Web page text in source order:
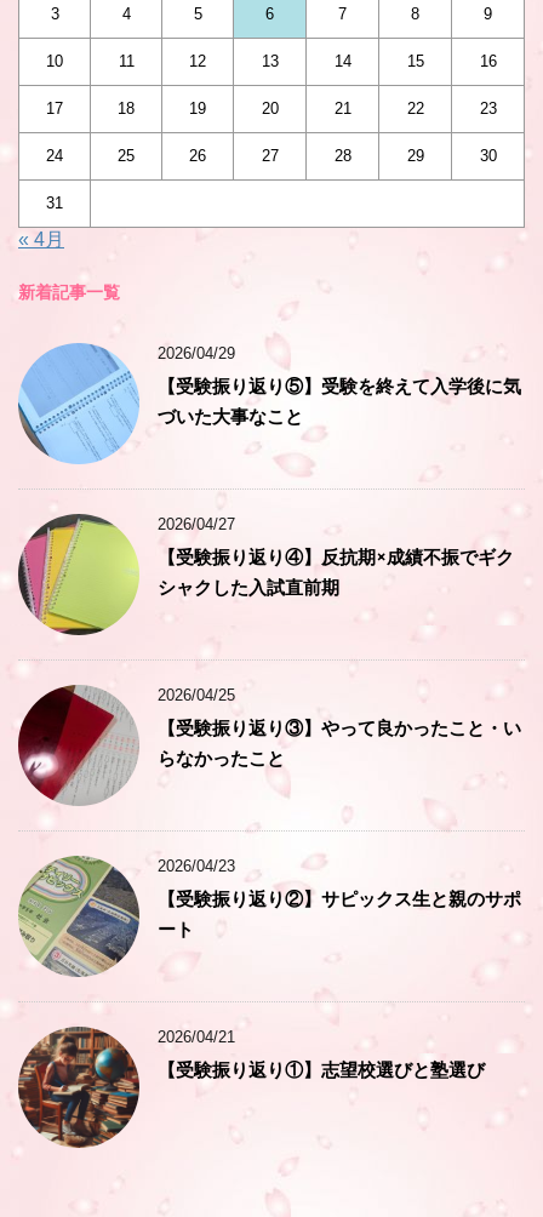
3 4 5 6 7 8 9
10 11 12 13 14 15 16
17 18 19 20 21 22 23
24 25 26 27 28 29 30
31
« 4月
新着記事一覧
2026/04/29
【受験振り返り⑤】受験を終えて入学後に気
づいた大事なこと
2026/04/27
【受験振り返り④】反抗期×成績不振でギク
シャクした入試直前期
2026/04/25
【受験振り返り③】やって良かったこと・い
らなかったこと
2026/04/23
【受験振り返り②】サピックス生と親のサポ
ート
2026/04/21
【受験振り返り①】志望校選びと塾選び